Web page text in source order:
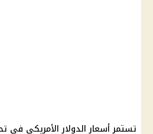
تستمر أسعار الدولار الأمريكي